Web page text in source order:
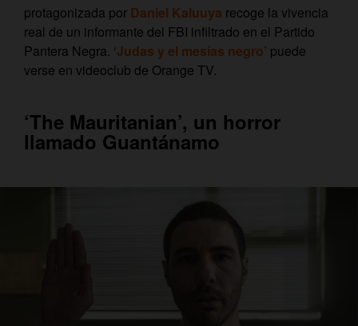
protagonizada por Daniel Kaluuya recoge la vivencia
real de un informante del FBI infiltrado en el Partido
Pantera Negra. ‘Judas y el mesías negro’ puede
verse en videoclub de Orange TV.
‘The Mauritanian’, un horror
llamado Guantánamo